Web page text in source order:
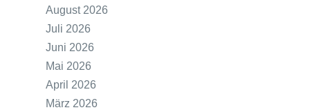
August 2026
Juli 2026
Juni 2026
Mai 2026
April 2026
März 2026